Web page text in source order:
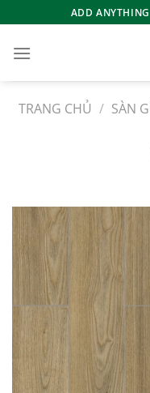
qua
nội
ADD
TRANG CHỦ / SÀN